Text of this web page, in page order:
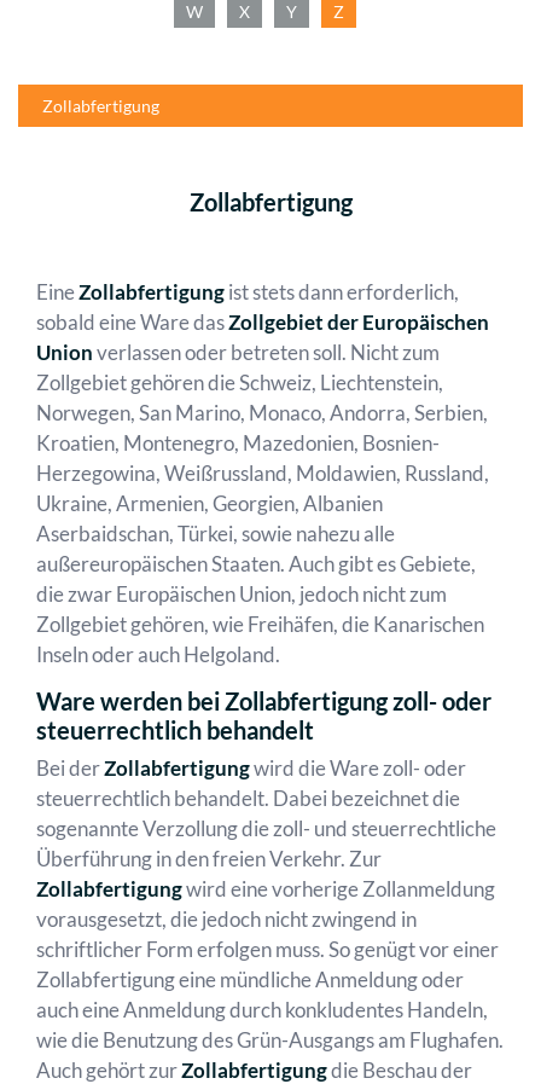
W
X Y Z
Zollabfertigung
Zollabfertigung
EineZollabfertigungist stets dann erforderlich,
sobald eine Ware dasZollgebiet der Europäischen
Unionverlassen oder betreten soll. Nicht zum
Zollgebiet gehören die Schweiz, Liechtenstein,
Norwegen, San Marino, Monaco, Andorra, Serbien,
Kroatien, Montenegro, Mazedonien, Bosnien-
Herzegowina, Weißrussland, Moldawien, Russland,
Ukraine, Armenien, Georgien, Albanien
Aserbaidschan, Türkei, sowie nahezu alle
außereuropäischen Staaten. Auch gibt es Gebiete,
die zwar Europäischen Union, jedoch nicht zum
Zollgebiet gehören, wie Freihäfen, die Kanarischen
Inseln oder auch Helgoland.
Ware werden bei Zollabfertigung zoll- oder
steuerrechtlich behandelt
Bei derZollabfertigungwird die Ware zoll- oder
steuerrechtlich behandelt. Dabei bezeichnet die
sogenannte Verzollung die zoll- und steuerrechtliche
Überführung in den freien Verkehr. Zur
Zollabfertigungwird eine vorherige Zollanmeldung
vorausgesetzt, die jedoch nicht zwingend in
schriftlicher Form erfolgen muss. So genügt vor einer
Zollabfertigung eine mündliche Anmeldung oder
auch eine Anmeldung durch konkludentes Handeln,
wie die Benutzung des Grün-Ausgangs am Flughafen.
Auch gehört zurZollabfertigungdie Beschau der